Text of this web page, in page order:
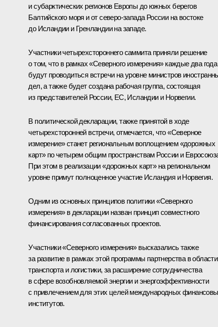
и субарктических регионов Европы до южных берегов
Балтийского моря и от северо-запада России на востоке
до Исландии и Гренландии на западе.
Участники четырехстороннего саммита приняли решение
о том, что в рамках «Северного измерения» каждые два года
будут проводиться встречи на уровне министров
дел, а также будет создана рабочая группа, состоящая
из представителей России, ЕС, Исландии и Норвегии.
В политической декларации, также принятой в ходе
четырехсторонней встречи, отмечается, что «Северное
измерение» станет региональным воплощением «дорожных
карт» по четырем общим пространствам России и
При этом в реализации «дорожных карт» на региональном
уровне примут полноценное участие Исландия и Норвегия.
Одним из основных принципов политики «Северного
измерения» в декларации назван принцип совместного
финансирования согласованных проектов.
Участники «Северного измерения» высказались также
за развитие в рамках этой программы партнерства в области
транспорта и логистики, за расширение сотрудничества
в сфере возобновляемой энергии и энергоэффективности
с привлечением для этих целей международных
институтов.